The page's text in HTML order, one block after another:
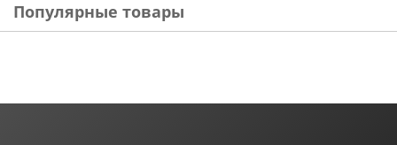
Популярные товары